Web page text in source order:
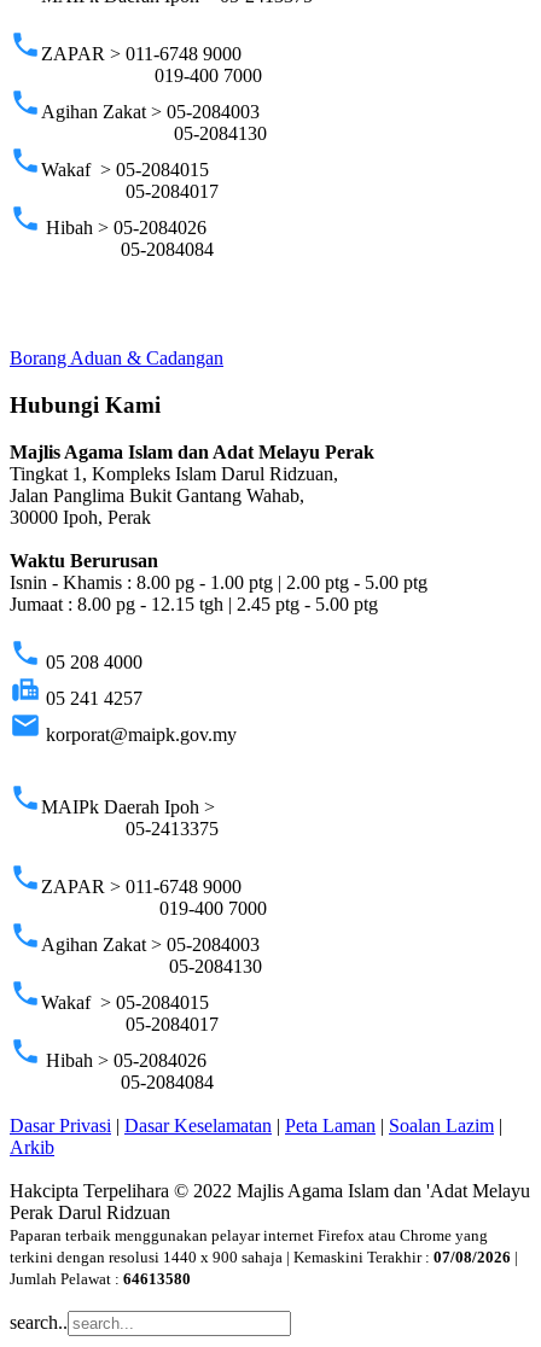
phoneZAPAR > 011-6748 9000
019-400 7000
phoneAgihan Zakat > 05-2084003
05-2084130
phoneWakaf > 05-2084015
05-2084017
phone Hibah > 05-2084026
05-2084084
Borang Aduan & Cadangan
Hubungi Kami
Majlis Agama Islam dan Adat Melayu Perak
Tingkat 1, Kompleks Islam Darul Ridzuan,
Jalan Panglima Bukit Gantang Wahab,
30000 Ipoh, Perak
Waktu Berurusan
Isnin - Khamis : 8.00 pg - 1.00 ptg | 2.00 ptg - 5.00 ptg
Jumaat : 8.00 pg - 12.15 tgh | 2.45 ptg - 5.00 ptg
phone 05 208 4000
fax 05 241 4257
email korporat@maipk.gov.my
phoneMAIPk Daerah Ipoh >
05-2413375
phone ZAPAR > 011-6748 9000
019-400 7000
phone Agihan Zakat > 05-2084003
05-2084130
phoneWakaf > 05-2084015
05-2084017
phone Hibah > 05-2084026
05-2084084
Dasar Privasi | Dasar Keselamatan | Peta Laman | Soalan Lazim |
Arkib
Hakcipta Terpelihara © 2022 Majlis Agama Islam dan 'Adat Melayu
Perak Darul Ridzuan
Paparan terbaik menggunakan pelayar internet Firefox atau Chrome yang
terkini dengan resolusi 1440 x 900 sahaja | Kemaskini Terakhir : 07/08/2026 |
Jumlah Pelawat : 64613580
search..